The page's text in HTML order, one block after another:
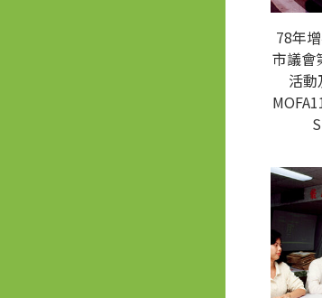
78年
市議會
活